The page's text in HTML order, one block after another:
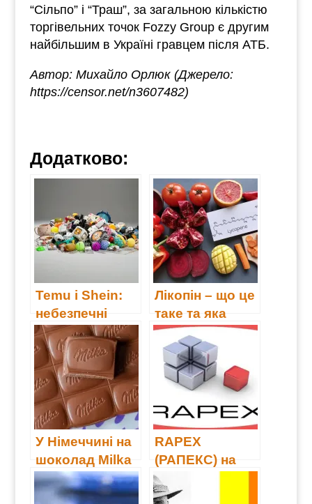
“Сільпо” і “Траш”, за загальною кількістю
торгівельних точок Fozzy Group є другим
найбільшим в Україні гравцем після АТБ.
Автор: Михайло Орлюк (Джерело:
https://censor.net/n3607482)
Додатково:
Temu і Shein:
небезпечні
“вигідні”
покупки
Лікопін – що це
таке та яка
його користь?
У Німеччині на
шоколад Milka
подають до
суду
RAPEX
(РАПЕКС) на
сторожі
безпеки